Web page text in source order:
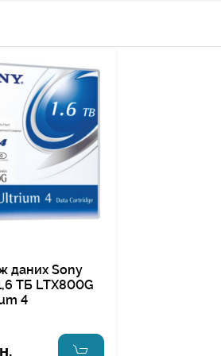
даних Sony
ТБ LTX800G
4